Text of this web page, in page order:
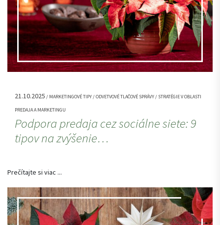
21.10.2025 / MARKETINGOVÉ TIPY / ODVETVOVÉ TLAČOVÉ SPRÁVY / STRATÉGIE V OBLASTI
PREDAJA A MARKETINGU
Podpora predaja cez sociálne siete: 9
tipov na zvýšenie…
Prečítajte si viac ...